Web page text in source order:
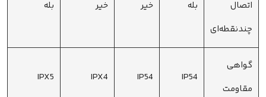
اتصال
چندنقطه‌ای
بله خیر خیر بله
گواهی
مقاومت
IP54
IP54
IPX4
IPX5